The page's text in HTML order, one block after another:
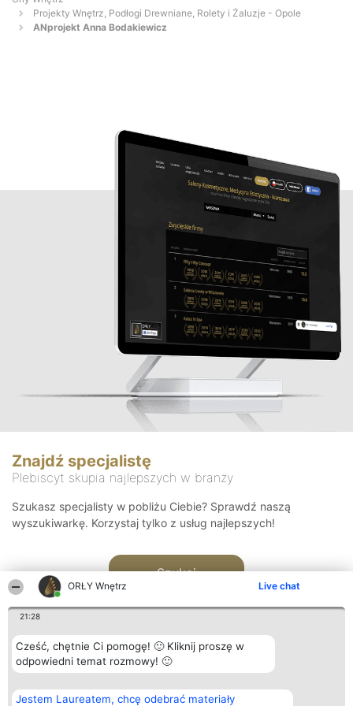
ORŁY Wnętrz Live chat
21:28
Cześć, chętnie Ci pomogę! 🙂 Kliknij proszę w
odpowiedni temat rozmowy! 🙂
Jestem Laureatem, chcę odebrać materiały
Projekty Wnętrz, Podłogi Drewniane, Rolety i Żaluzje - Opole
ANprojekt Anna Bodakiewicz
Znajdź specjalistę
Plebiscyt skupia najlepszych w branży
Szukasz specjalisty w pobliżu Ciebie? Sprawdź naszą
wyszukiwarkę. Korzystaj tylko z usług najlepszych!
Szukaj
Organizator plebiscytu
Bright Side Solutions sp. z o.
Plebiscyt
Laureaci
Kontakt
Kontakt